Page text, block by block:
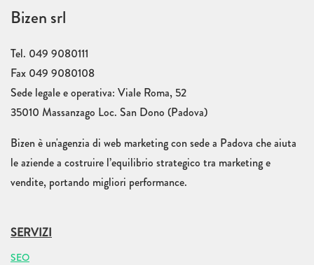
Bizen srl
Tel. 049 9080111
Fax 049 9080108
Sede legale e operativa: Viale Roma, 52
35010 Massanzago Loc. San Dono (Padova)
Bizen è un'agenzia di web marketing con sede a Padova che aiuta
le aziende a costruire l’equilibrio strategico tra marketing e
vendite, portando migliori performance.
SERVIZI
SEO